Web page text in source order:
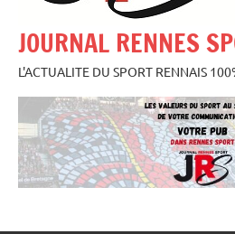
JOURNAL RENNES
L'ACTUALITE DU SPORT RENNAIS